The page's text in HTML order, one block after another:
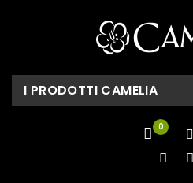
I PRODOTTI CAMELIA
0